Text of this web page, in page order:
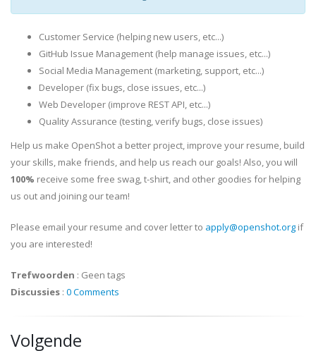
Customer Service (helping new users, etc...)
GitHub Issue Management (help manage issues, etc...)
Social Media Management (marketing, support, etc...)
Developer (fix bugs, close issues, etc...)
Web Developer (improve REST API, etc...)
Quality Assurance (testing, verify bugs, close issues)
Help us make OpenShot a better project, improve your resume, build
your skills, make friends, and help us reach our goals! Also, you will
100% receive some free swag, t-shirt, and other goodies for helping
us out and joining our team!
Please email your resume and cover letter to apply@openshot.org if
you are interested!
Trefwoorden : Geen tags
Discussies : 0 Comments
Volgende